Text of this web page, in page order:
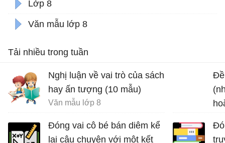
Lớp 8
Văn mẫu lớp 8
Tải nhiều trong tuần
Nghị luận về vai trò của sách
hay ấn tượng (10 mẫu)
Văn mẫu lớp 8
Đóng vai cô bé bán diêm kể
lại câu chuyện với một kết
Đề